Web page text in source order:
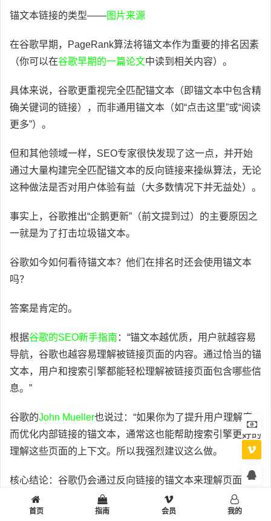
锚文本链接的类型——图片来源
在谷歌早期，PageRank算法将锚文本作为重要的排名因素
（你可以在谷歌早期的一篇论文中读到相关内容）。
具体来说，谷歌更重视完全匹配锚文本（即锚文本中包含精
确关键词的链接），而非通用锚文本（如“点击这里”或“阅读
更多”）。
但和其他领域一样，SEO专家很快发现了这一点，并开始
通过大量构建完全匹配锚文本的反向链接来操纵算法，无论
这种做法是否对用户体验有益（大多数情况下并无益处）。
事实上，谷歌推出“企鹅更新”（前文提到过）的主要原因之
一就是为了打击垃圾锚文本。
谷歌如今如何看待锚文本？他们在排名时还会使用锚文本
吗？
答案是肯定的。
根据谷歌的SEO新手指南 ：“锚文本越优质，用户就越容易
导航，谷歌也越容易理解被链接页面的内容。通过恰当的锚
文本，用户和搜索引擎都能轻松理解被链接页面包含哪些信
息。”
谷歌的John Mueller也说过：“如果你为了提升用户理解度
而优化内部链接的锚文本，通常这也能帮助搜索引擎更好的
理解这些页面的上下文。所以我强烈建议这么做。
核心结论：谷歌仍会通过反向链接的锚文本来理解页面内
容。虽然现在无法像过去那样操纵算法，但以用户为先的描
述性锚文本依然能帮助页面提升排名。
首页 指南 会员 我的